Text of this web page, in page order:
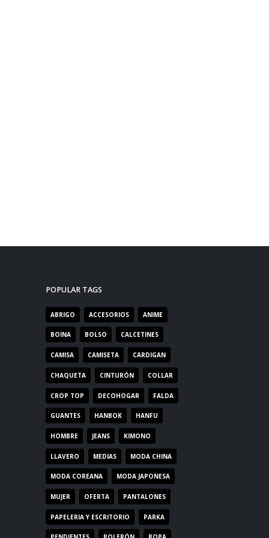
POPULAR TAGS
ABRIGO ACCESORIOS ANIME
BOINA BOLSO CALCETINES
CAMISA CAMISETA CARDIGAN
CHAQUETA CINTURÓN COLLAR
CROP TOP DECOHOGAR FALDA
GUANTES HANBOK HANFU
HOMBRE JEANS KIMONO
LLAVERO MEDIAS MODA CHINA
MODA COREANA MODA JAPONESA
MUJER OFERTA PANTALONES
PAPELERIA Y ESCRITORIO PARKA